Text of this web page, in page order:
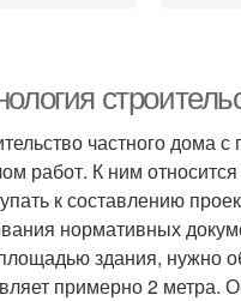
частного дома
работ. К ним
к составлению
нормативных
здания, нужно
примерно 2 метра.